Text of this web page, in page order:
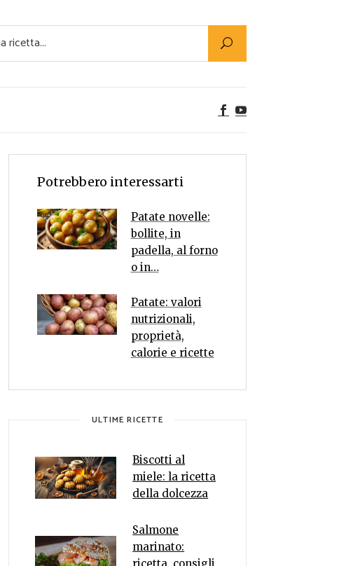
Utility
Super Alimenti
Vegetariane
Rumors
Potrebbero interessarti
Patate novelle:
bollite, in
padella, al forno
o in…
Patate: valori
nutrizionali,
proprietà,
calorie e ricette
ULTIME RICETTE
Biscotti al
miele: la ricetta
della dolcezza
Salmone
marinato: